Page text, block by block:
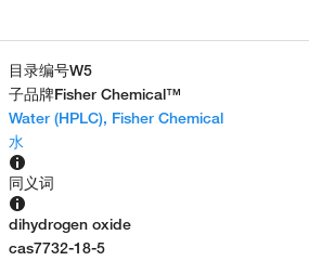
目录编号W5
子品牌Fisher Chemical™
Water (HPLC), Fisher Chemical
水
同义词
dihydrogen oxide
cas7732-18-5